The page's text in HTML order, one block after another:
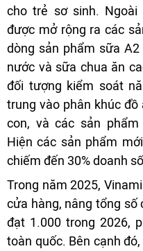
cho trẻ sơ sinh.
được mở rộng ra các
dòng sản phẩm sữa
nước và sữa chua ăn
đối tượng kiểm soát
trung vào phân khúc
con, và các sản phẩm
Hiện các sản phẩm
chiếm đến 30% doanh
Trong năm 2025,
cửa hàng, nâng tổng số
đạt 1.000 trong 2026,
toàn quốc. Bên cạnh